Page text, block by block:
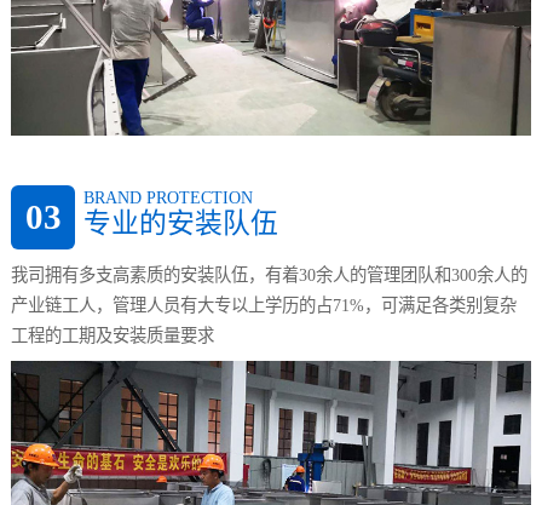
03 BRAND PROTECTION
专业的安装队伍
我司拥有多支高素质的安装队伍，有着30余人的管理团队和300余人的
产业链工人，管理人员有大专以上学历的占71%，可满足各类别复杂
工程的工期及安装质量要求